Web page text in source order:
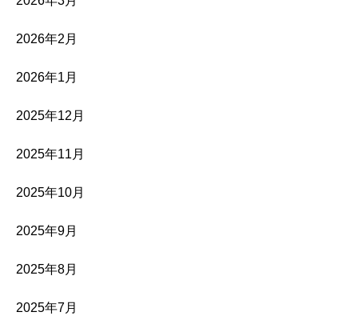
2026年2月
2026年1月
2025年12月
2025年11月
2025年10月
2025年9月
2025年8月
2025年7月